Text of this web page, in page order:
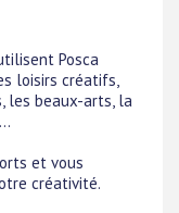
Posca
loisirs créatifs,
les beaux-arts, la
et vous
créativité.